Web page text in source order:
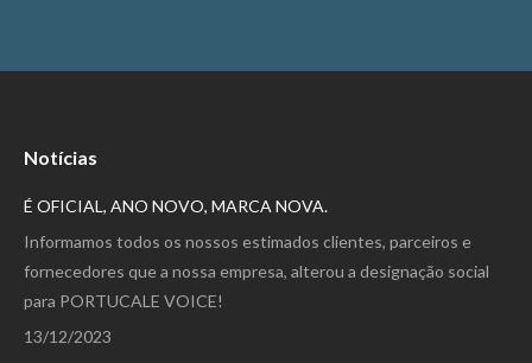
Notícias
É OFICIAL, ANO NOVO, MARCA NOVA.
Informamos todos os nossos estimados clientes, parceiros e
fornecedores que a nossa empresa, alterou a designação social
para PORTUCALE VOICE!
13/12/2023